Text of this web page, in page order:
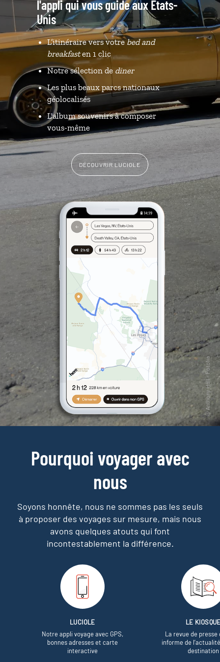
l'appli qui vous guide aux Etats-
Unis
L’itinéraire vers votrebed and
breakfasten 1 clic
Notre sélection de diner
Les plus beaux parcs nationaux
géolocalisés
L'album souvenirs à composer
vous-même
DÉCOUVRIR LUCIOLE
Pourquoi voyager avec
nous
Soyons honnête, nous ne sommes pas les seuls
à proposer des voyages sur mesure, mais nous
avons quelques atouts qui font
incontestablement la différence.
LUCIOLE
Notre appli voyage avec GPS,
bonnes adresses et carte
interactive
LE
La revue de presse
informe de
destination